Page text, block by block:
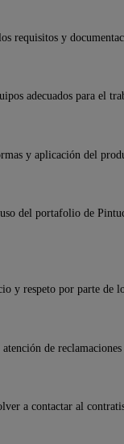
requisitos y
adecuados para el
y aplicación del
del portafolio de
y respeto por parte de
de reclamaciones
a contactar al